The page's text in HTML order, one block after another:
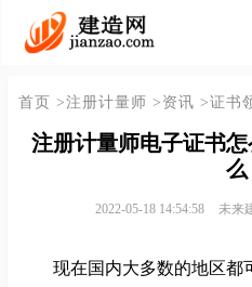
首页 >注册计量师 >资讯 >证书
注册计量师电子证书
么
2022-05-18 14:54:58 未来
现在国内大多数的地区都